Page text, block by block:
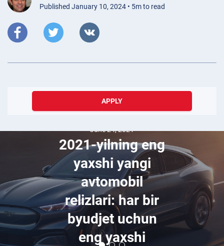
Published January 10, 2024 • 5m to read
APPLY
June 24, 2021
2021-yilning eng
yaxshi yangi
avtomobil
relizlari: har bir
byudjet uchun
eng yaxshi